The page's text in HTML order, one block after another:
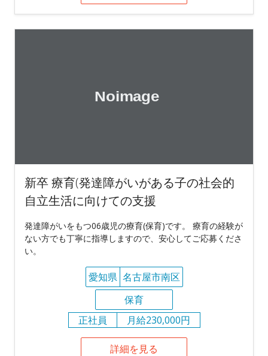
新卒 療育(発達障がいがある子の社会的
自立生活に向けての支援
発達障がいをもつ06歳児の療育(保育)です。 療育の経験が
ない方でも丁寧に指導しますので、安心してご応募くださ
い。
愛知県 名古屋市南区
保育
正社員
月給230,000円
詳細を見る